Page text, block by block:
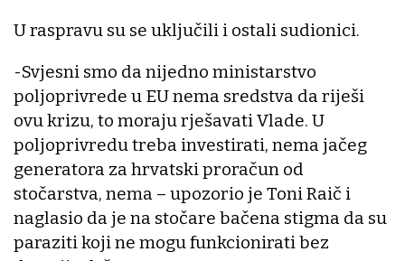
U raspravu su se uključili i ostali sudionici.
-Svjesni smo da nijedno ministarstvo
poljoprivrede u EU nema sredstva da riješi
ovu krizu, to moraju rješavati Vlade. U
poljoprivredu treba investirati, nema jačeg
generatora za hrvatski proračun od
stočarstva, nema – upozorio je Toni Raič i
naglasio da je na stočare bačena stigma da su
paraziti koji ne mogu funkcionirati bez